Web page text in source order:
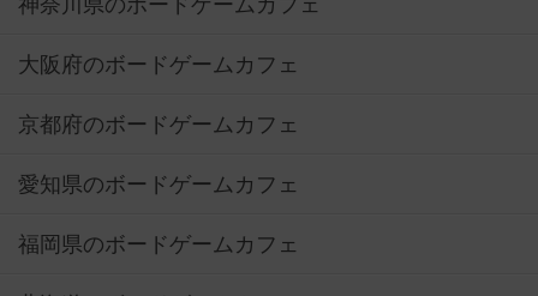
神奈川県のボードゲームカフェ
大阪府のボードゲームカフェ
京都府のボードゲームカフェ
愛知県のボードゲームカフェ
福岡県のボードゲームカフェ